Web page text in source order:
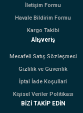
İletişim Formu
Havale Bildirim Formu
Kargo Takibi
Alışveriş
Mesafeli Satış Sözleşmesi
Gizlilik ve Güvenlik
İptal İade Koşullari
Kişisel Veriler Politikası
BİZİ TAKİP EDİN